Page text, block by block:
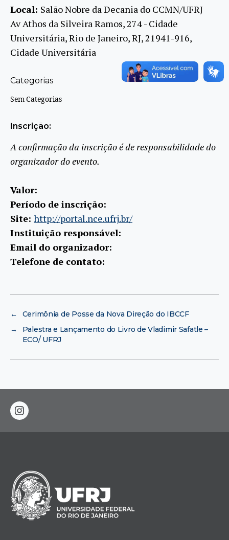
Local: Salão Nobre da Decania do CCMN/UFRJ
Av Athos da Silveira Ramos, 274 - Cidade
Universitária, Rio de Janeiro, RJ, 21941-916,
Cidade Universitária
Categorias
Sem Categorias
Inscrição:
A confirmação da inscrição é de responsabilidade do
organizador do evento.
Valor:
Período de inscrição:
Site: http://portal.nce.ufrj.br/
Instituição responsável:
Email do organizador:
Telefone de contato:
←
Cerimônia de Posse da Nova Direção do IBCCF
→
Palestra e Lançamento do Livro de Vladimir Safatle –
ECO/ UFRJ
instagram